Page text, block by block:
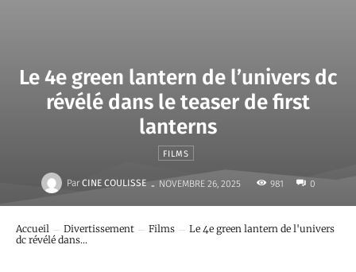
Le 4e green lantern de l’univers dc
révélé dans le teaser de first
lanterns
FILMS
Par CINE COULISSE - NOVEMBRE 26, 2025 981 0
Accueil Divertissement Films
Le 4e green lantern de l'univers
dc révélé dans...